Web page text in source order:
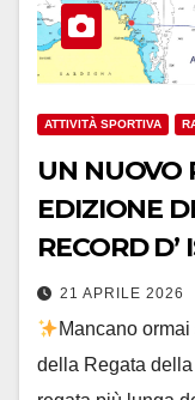
ATTIVITÀ SPORTIVA
UN NUOVO
EDIZIONE
RECORD D’
21 APRILE 2026
Mancano
della Regata